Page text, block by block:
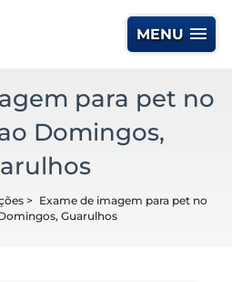
MENU
para pet no
Domingos,
> Exame de imagem para pet no
Guarulhos